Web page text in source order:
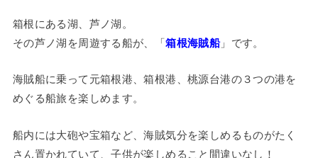
箱根にある湖、芦ノ湖。
その芦ノ湖を周遊する船が、「箱根海賊船」です。
海賊船に乗って元箱根港、箱根港、桃源台港の３つの港を
めぐる船旅を楽しめます。
船内には大砲や宝箱など、海賊気分を楽しめるものがたく
さん置かれていて、子供が楽しめること間違いなし！